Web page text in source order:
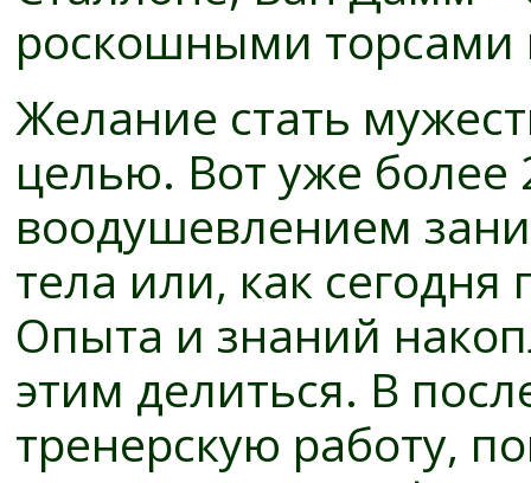
роскошными торсами
Желание стать
целью. Вот уже более
воодушевлением
тела или, как
Опыта и знаний
этим делиться. В
тренерскую работу,